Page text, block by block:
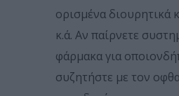
ορισμένα διουρητικά
κ.ά. Αν παίρνετε
φάρμακα για
συζητήστε με τον